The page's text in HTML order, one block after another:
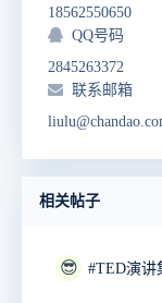
18562550650
QQ号码
2845263372
联系邮箱
相关帖子
😎 #TED演讲